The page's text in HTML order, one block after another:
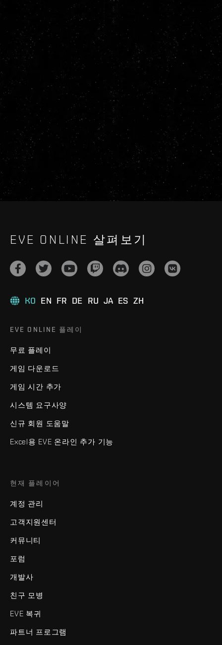
EVE ONLINE 살펴보기
KO EN FR DE RU JA ES ZH
EVE ONLINE 플레이
무료 플레이
게임 다운로드
게임 시간 추가
시스템 요구사양
신규 회원 도움말
Excel용 EVE 온라인 추가 기능
현재 플레이어
계정 관리
고객지원센터
커뮤니티
포럼
개발사
친구 모병
EVE 복귀
파트너 프로그램